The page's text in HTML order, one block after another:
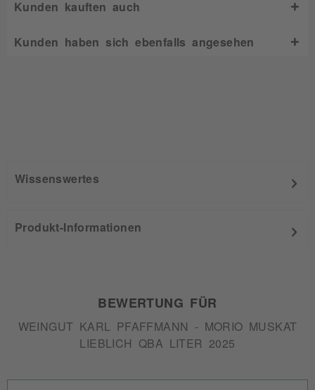
Kunden kauften auch
Kunden haben sich ebenfalls angesehen
Wissenswertes
Produkt-Informationen
BEWERTUNG FÜR
WEINGUT KARL PFAFFMANN - MORIO MUSKAT
LIEBLICH QBA LITER 2025